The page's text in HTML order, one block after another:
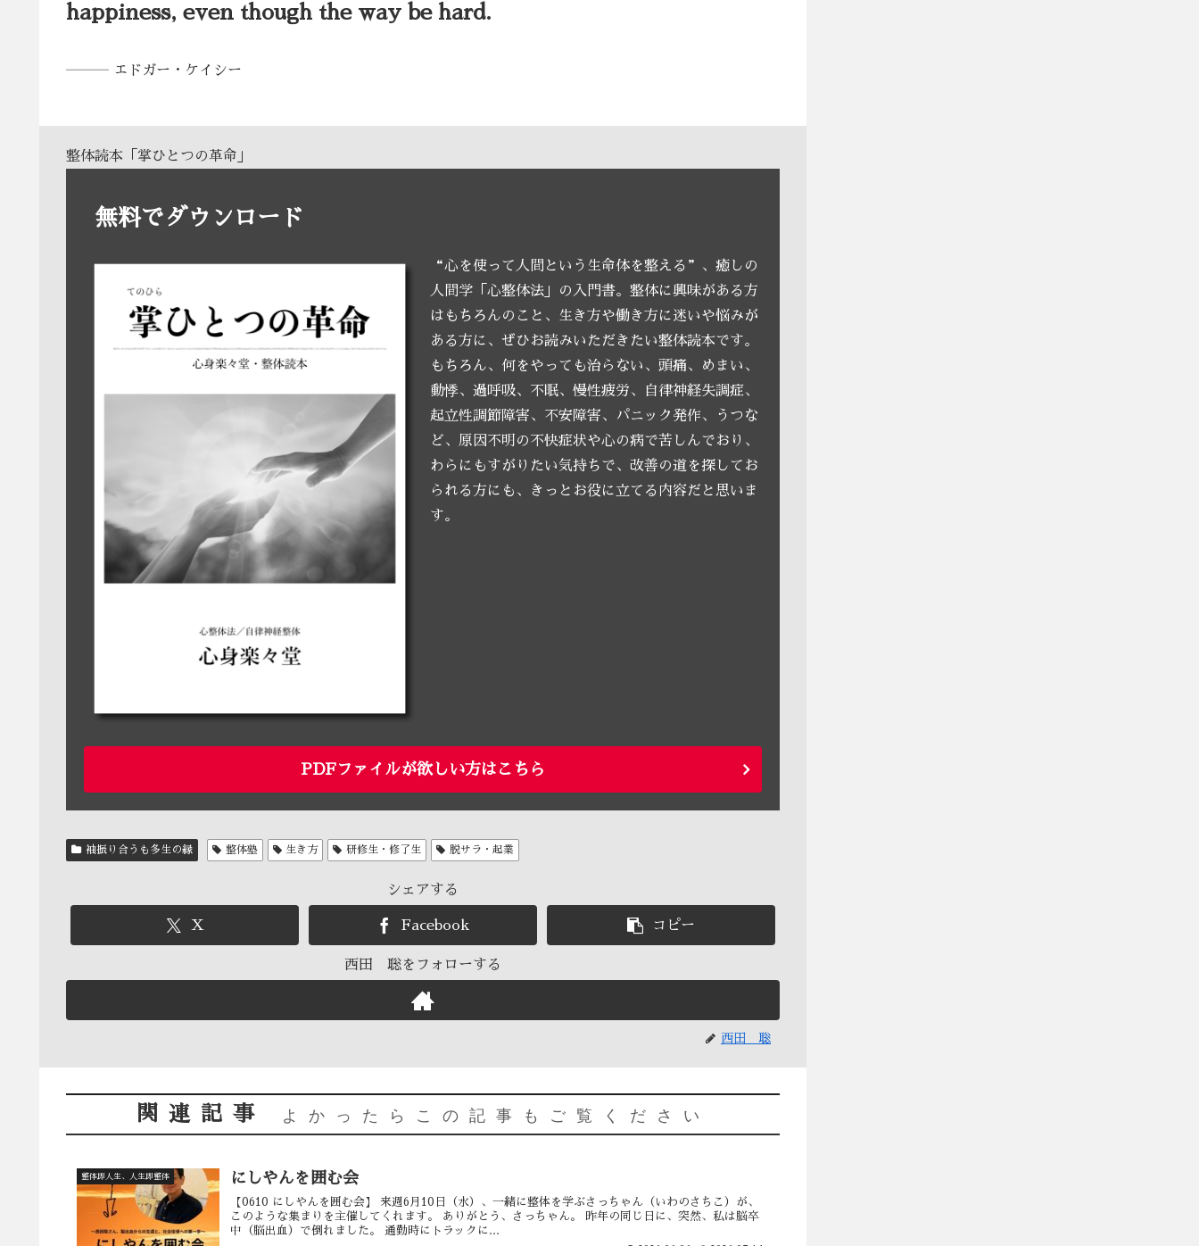
happiness, even though the way be hard.
――― エドガー・ケイシー
整体読本「掌ひとつの革命」
無料でダウンロード
“心を使って人間という生命体を整える”、癒しの
人間学「心整体法」の入門書。整体に興味がある方
はもちろんのこと、生き方や働き方に迷いや悩みが
ある方に、ぜひお読みいただきたい整体読本です。
もちろん、何をやっても治らない、頭痛、めまい、
動悸、過呼吸、不眠、慢性疲労、自律神経失調症、
起立性調節障害、不安障害、パニック発作、うつな
ど、原因不明の不快症状や心の病で苦しんでおり、
わらにもすがりたい気持ちで、改善の道を探してお
られる方にも、きっとお役に立てる内容だと思いま
す。
PDFファイルが欲しい方はこちら
袖振り合うも多生の縁 整体塾 生き方 研修生・修了生 脱サラ・起業
シェアする
X Facebook コピー
西田 聡をフォローする
西田 聡
関連記事 よかったらこの記事もご覧ください
整体即人生、人生即整体 にしやんを囲む会
【0610 にしやんを囲む会】 来週6月10日（水）、一緒に整体を学ぶさっちゃん（いわのさちこ）が、
このような集まりを主催してくれます。 ありがとう、さっちゃん。 昨年の同じ日に、突然、私は脳卒
中（脳出血）で倒れました。 通勤時にトラックに...